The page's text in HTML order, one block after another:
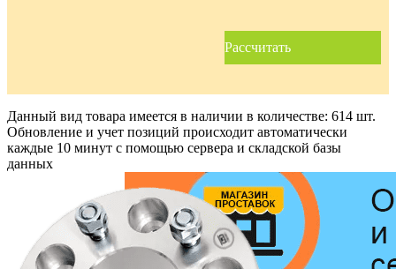
Рассчитать
Данный вид товара имеется в наличии в количестве: 614 шт.
Обновление и учет позиций происходит автоматически
каждые 10 минут с помощью сервера и складской базы
данных